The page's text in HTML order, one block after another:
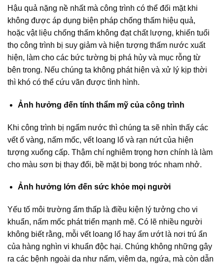
Hậu quả nặng nề nhất mà công trình có thể đối mặt khi
không được áp dụng biện pháp chống thấm hiệu quả,
hoặc vật liệu chống thấm không đạt chất lượng, khiến tuổi
thọ công trình bị suy giảm và hiện tượng thấm nước xuất
hiện, làm cho các bức tường bị phá hủy và mục rỗng từ
bên trong. Nếu chúng ta không phát hiện và xử lý kịp thời
thì khó có thể cứu vãn được tình hình.
Ảnh hưởng đến tính thẩm mỹ của công trình
Khi công trình bị ngấm nước thì chúng ta sẽ nhìn thấy các
vết ố vàng, nấm mốc, vết loang lổ và rạn nứt của hiện
tượng xuống cấp. Thậm chí nghiêm trọng hơn chính là làm
cho màu sơn bị thay đổi, bề mặt bị bong tróc nham nhở.
Ảnh hưởng lớn đến sức khỏe mọi người
Yếu tố môi trường ẩm thấp là điều kiện lý tưởng cho vi
khuẩn, nấm mốc phát triển mạnh mẽ. Có lẽ nhiều người
không biết rằng, mỗi vết loang lổ hay ẩm ướt là nơi trú ẩn
của hàng nghìn vi khuẩn độc hại. Chúng không những gây
ra các bệnh ngoài da như nấm, viêm da, ngứa, mà còn dẫn